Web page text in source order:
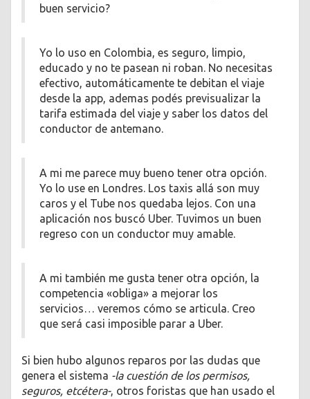
buen servicio?
Yo lo uso en Colombia, es seguro, limpio,
educado y no te pasean ni roban. No necesitas
efectivo, automáticamente te debitan el viaje
desde la app, ademas podés previsualizar la
tarifa estimada del viaje y saber los datos del
conductor de antemano.
A mi me parece muy bueno tener otra opción.
Yo lo use en Londres. Los taxis allá son muy
caros y el Tube nos quedaba lejos. Con una
aplicación nos buscó Uber. Tuvimos un buen
regreso con un conductor muy amable.
A mi también me gusta tener otra opción, la
competencia «obliga» a mejorar los
servicios… veremos cómo se articula. Creo
que será casi imposible parar a Uber.
Si bien hubo algunos reparos por las dudas que
genera el sistema -la cuestión de los permisos,
seguros, etcétera-, otros foristas que han usado el